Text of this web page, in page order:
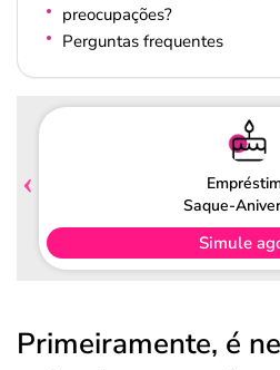
preocupações?
Perguntas frequentes
Saque-
Simule
Primeiramente, é